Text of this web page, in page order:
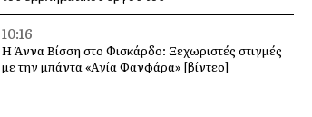
10:16
Η Άννα Βίσση στο Φισκάρδο: Ξεχωριστές στιγμές
με την μπάντα «Αγία Φανφάρα» [βίντεο]